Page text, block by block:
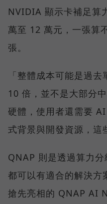
NVIDIA 顯示卡補足算
萬至 12 萬元，一張算
張。
「整體成本可能是過
10 倍，並不是大部分
硬體，使用者還需要
式背景與開發資源，這
QNAP 則是透過算力
都可以有適合的解決
搶先亮相的 QNAP AI